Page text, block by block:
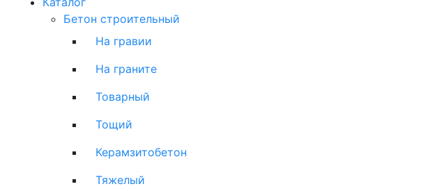
Бетон строительный
На гравии
На граните
Товарный
Тощий
Керамзитобетон
Тяжелый